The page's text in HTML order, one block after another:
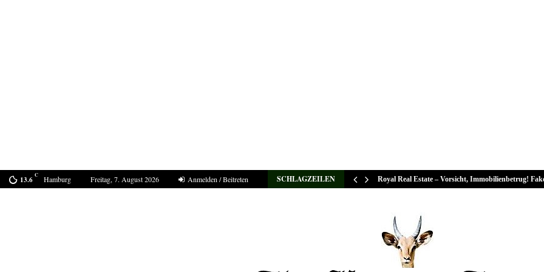
13.6 C Hamburg Freitag, 7. August 2026 Anmelden / Beitreten SCHLAGZEILEN
Bestell-Scam – eine neue Masche Royal Real Estate – Vorsicht, Immobilienbetrug!